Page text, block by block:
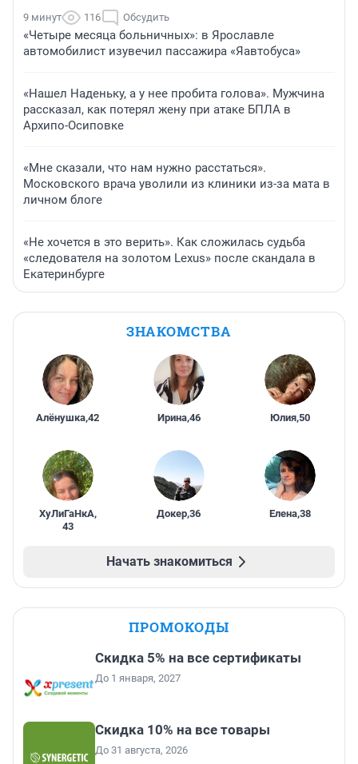
9 минут 116 Обсудить
«Четыре месяца больничных»: в Ярославле
автомобилист изувечил пассажира «Яавтобуса»
«Нашел Наденьку, а у нее пробита голова». Мужчина
рассказал, как потерял жену при атаке БПЛА в
Архипо-Осиповке
«Мне сказали, что нам нужно расстаться».
Московского врача уволили из клиники из-за мата в
личном блоге
«Не хочется в это верить». Как сложилась судьба
«следователя на золотом Lexus» после скандала в
Екатеринбурге
ЗНАКОМСТВА
Алёнушка,42 Ирина,46 Юлия,50
ХуЛиГаНкА,
43
Докер,36 Елена,38
Начать знакомиться
ПРОМОКОДЫ
Скидка 5% на все сертификаты
До 1 января, 2027
Скидка 10% на все товары
До 31 августа, 2026